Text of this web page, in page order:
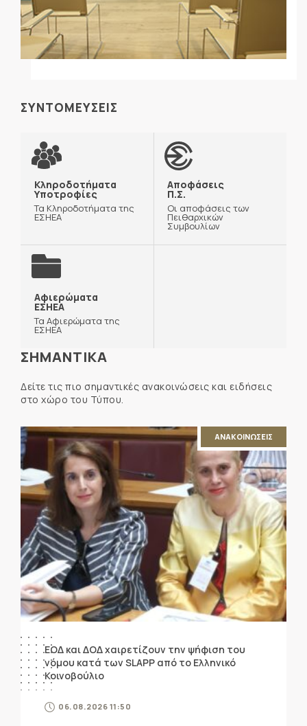
ΣΥΝΤΟΜΕΥΣΕΙΣ
Κληροδοτήματα
Υποτροφίες
Τα Κληροδοτήματα της
ΕΣΗΕΑ
Αποφάσεις
Π.Σ.
Οι αποφάσεις των
Πειθαρχικών
Συμβουλίων
Αφιερώματα
ΕΣΗΕΑ
Τα Αφιερώματα της
ΕΣΗΕΑ
ΣΗΜΑΝΤΙΚΑ
Δείτε τις πιο σημαντικές ανακοινώσεις και ειδήσεις
στο χώρο του Τύπου.
ΑΝΑΚΟΙΝΩΣΕΙΣ
ΕΟΔ και ΔΟΔ χαιρετίζουν την ψήφιση του
νόμου κατά των SLAPP από το Ελληνικό
Κοινοβούλιο
06.08.2026 11:50